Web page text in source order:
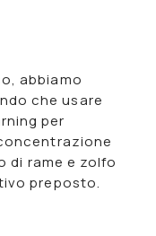
abbiamo
che usare
per
di rame e zolfo
preposto.